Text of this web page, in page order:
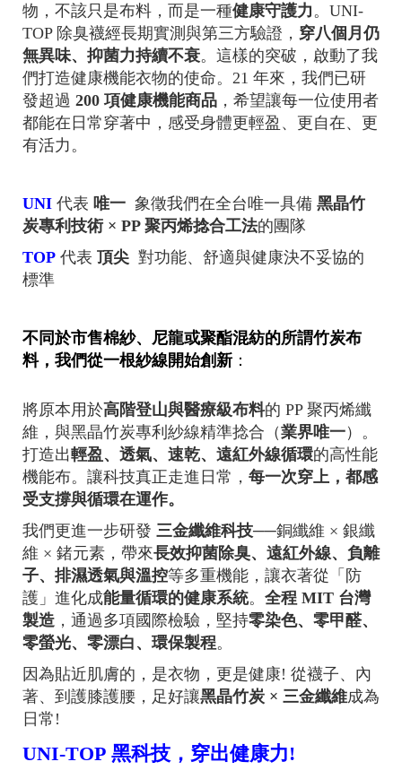
物，不該只是布料，而是一種健康守護力。 UNI-
TOP 除臭襪經長期實測與第三方驗證， 穿八個月仍
無異味、抑菌力持續不衰。這樣的突破，啟動了我
們打造健康機能衣物的使命。 21 年來，我們已研
發超過 200 項健康機能商品 ，希望讓每一位使用者
都能在日常穿著中，感受身體更輕盈、更自在、更
有活力。
UNI 代表 唯一 象徵我們在全台唯一具備 黑晶竹
炭專利技術 × PP 聚丙烯捻合工法的團隊
TOP 代表 頂尖 對功能、舒適與健康決不妥協的
標準
不同於市售棉紗、尼龍或聚酯混紡的所謂竹炭布
料，我們從一根紗線開始創新 ：
將原本用於高階登山與醫療級布料的 PP 聚丙烯纖
維，與黑晶竹炭專利紗線精準捻合（業界唯一）。
打造出輕盈、透氣、速乾、遠紅外線循環的高性能
機能布。讓科技真正走進日常， 每一次穿上，都感
受支撐與循環在運作。
我們更進一步研發 三金纖維科技──銅纖維 × 銀纖
維 × 鍺元素，帶來長效抑菌除臭、遠紅外線、負離
子、排濕透氣與溫控等多重機能，讓衣著從「防
護」進化成能量循環的健康系統。 全程 MIT 台灣
製造 ，通過多項國際檢驗，堅持零染色、零甲醛、
零螢光、零漂白、環保製程。
因為貼近肌膚的，是衣物，更是健康! 從襪子、內
著、到護膝護腰，足好讓黑晶竹炭 × 三金纖維成為
日常!
UNI-TOP 黑科技，穿出健康力!